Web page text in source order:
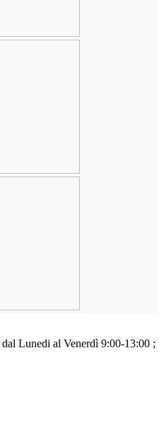
dal Lunedi al Venerdì 9:00-13:00 ;